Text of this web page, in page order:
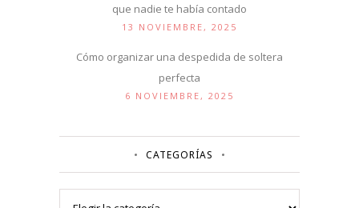
que nadie te había contado
13 NOVIEMBRE, 2025
Cómo organizar una despedida de soltera
perfecta
6 NOVIEMBRE, 2025
CATEGORÍAS